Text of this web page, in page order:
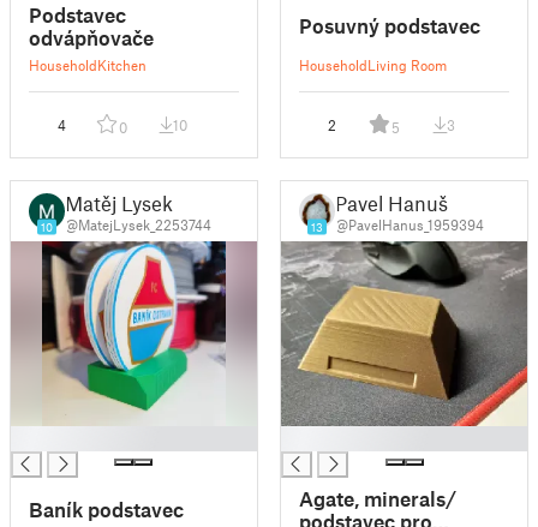
Podstavec
odvápňovače
HouseholdKitchen
4 0 10
Posuvný podstavec
HouseholdLiving Room
2 5 3
10
Matěj Lysek
@MatejLysek_2253744
Baník podstavec
13
Pavel Hanuš
@PavelHanus_1959394
Agate, minerals/
podstavec pro